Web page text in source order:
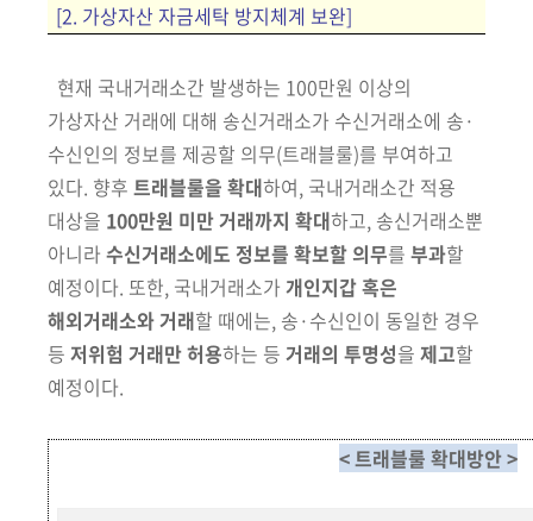
[2. 가상자산 자금세탁 방지체계 보완]
현재 국내거래소간 발생하는 100만원 이상의
가상자산 거래에 대해 송신거래소가 수신거래소에 송·
수신인의 정보를 제공할 의무(트래블룰)를 부여하고
있다. 향후 트래블룰을 확대하여, 국내거래소간 적용
대상을 100만원 미만 거래까지 확대하고, 송신거래소뿐
아니라 수신거래소에도 정보를 확보할의무를 부과할
예정이다. 또한, 국내거래소가 개인지갑 혹은
해외거래소와 거래할 때에는, 송·수신인이 동일한 경우
등 저위험 거래만 허용하는 등 거래의 투명성을 제고할
예정이다.
< 트래블룰 확대방안 >